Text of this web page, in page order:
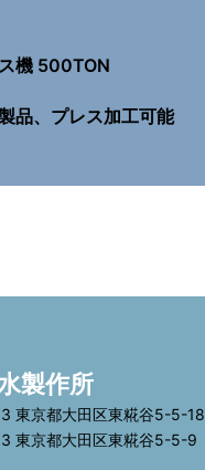
機 500TON
品、プレス加工可能
製作所
東京都大田区東糀谷5-5-18
東京都大田区東糀谷5-5-9